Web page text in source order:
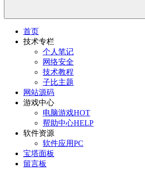
首页
技术专栏
个人笔记
网络安全
技术教程
子比主题
网站源码
游戏中心
电脑游戏HOT
帮助中心HELP
软件资源
软件应用PC
宝塔面板
留言板